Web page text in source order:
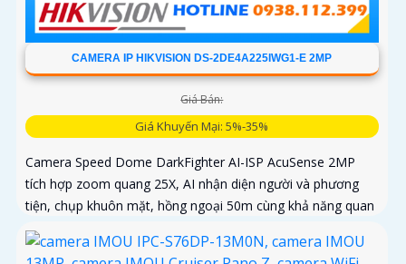
CAMERA IP HIKVISION DS-2DE4A225IWG1-E 2MP
Giá Bán:
Giá Khuyến Mại: 5%-35%
Camera Speed Dome DarkFighter AI-ISP AcuSense 2MP
tích hợp zoom quang 25X, AI nhận diện người và phương
tiện, chụp khuôn mặt, hồng ngoại 50m cùng khả năng quan
sát ban đêm vượt trội cho hệ thống giám sát chuyên nghiệp